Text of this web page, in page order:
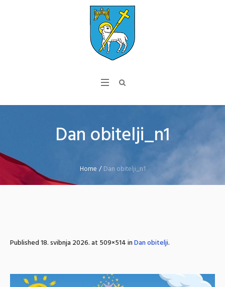
Dan obitelji_n1
Home /Dan obitelji_n1
Published18. svibnja 2026.at 509×514 inDan obitelji.